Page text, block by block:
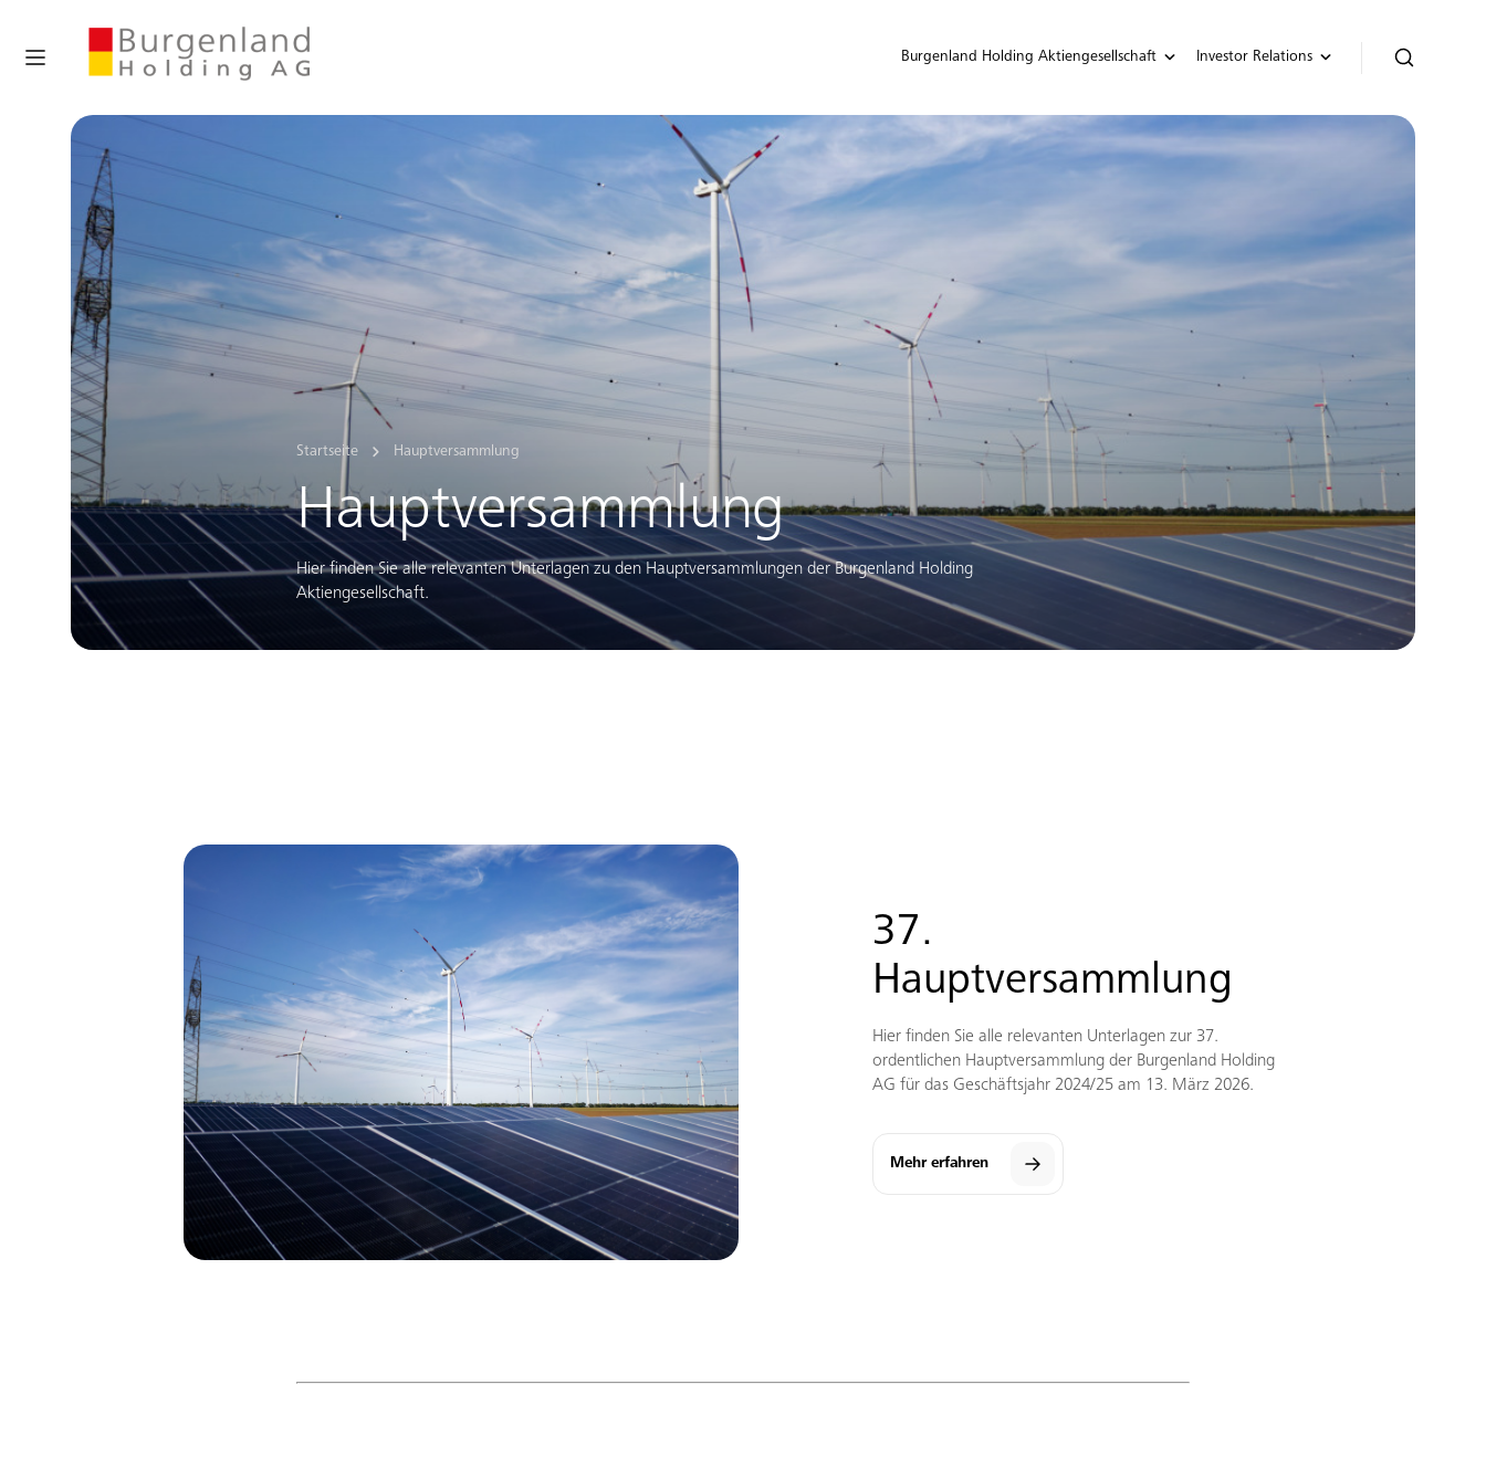
Burgenland Holding Aktiengesellschaft Investor Relations
Startseite Hauptversammlung
Hauptversammlung
Hier finden Sie alle relevanten Unterlagen zu den Hauptversammlungen der Burgenland Holding
Aktiengesellschaft.
37.
Hauptversammlung
Hier finden Sie alle relevanten Unterlagen zur 37.
ordentlichen Hauptversammlung der Burgenland Holding
AG für das Geschäftsjahr 2024/25 am 13. März 2026.
Mehr erfahren